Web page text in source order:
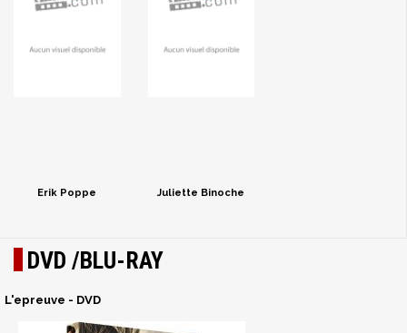
Erik Poppe Juliette Binoche
DVD /BLU-RAY
L'epreuve - DVD